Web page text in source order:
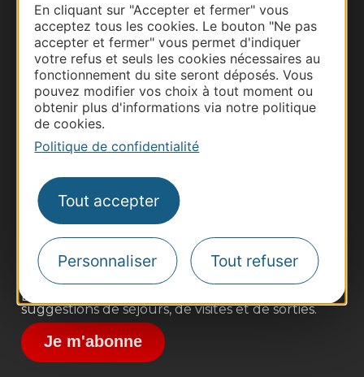
En cliquant sur "Accepter et fermer" vous
acceptez tous les cookies. Le bouton "Ne pas
accepter et fermer" vous permet d'indiquer
votre refus et seuls les cookies nécessaires au
fonctionnement du site seront déposés. Vous
pouvez modifier vos choix à tout moment ou
obtenir plus d'informations via notre politique
de cookies.
Politique de confidentialité
Tout accepter
Personnaliser Tout refuser
Thermalisme
Business/Mice
Pros d'Occitanie
Site presse et d'influence
Voyagistes
Destination Sport
Inscrivez-vous à la lettre d'information
Destination Occitanie pour recevoir des
suggestions de séjours, de visites et de sorties.
Je m'abonne